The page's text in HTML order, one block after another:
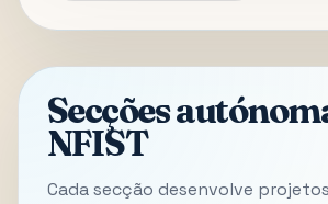
Secções
NFIST
Cada secção desenvolve